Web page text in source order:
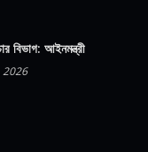
বিভাগ: আইনমন্ত্রী
2026